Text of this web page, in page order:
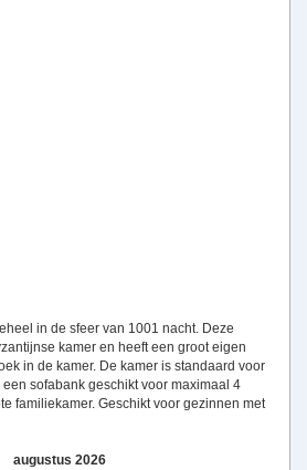
in de sfeer van 1001 nacht. Deze
kamer en heeft een groot eigen
in de kamer. De kamer is standaard voor
sofabank geschikt voor maximaal 4
familiekamer. Geschikt voor gezinnen met
augustus 2026